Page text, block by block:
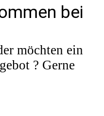
bei
möchten ein
? Gerne